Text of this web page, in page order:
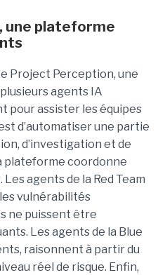
une plateforme
Project Perception, une
agents IA
pour assister les équipes
d’automatiser une partie
d’investigation et de
plateforme coordonne
agents de la Red Team
vulnérabilités
ne puissent être
Les agents de la Blue
raisonnent à partir du
réel de risque. Enfin,